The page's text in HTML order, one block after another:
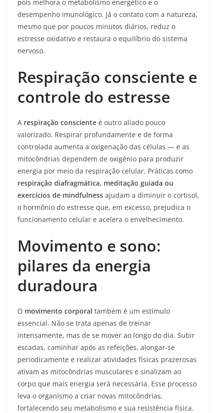
pois melhora o metabolismo energético e o
desempenho imunológico. Já o contato com a natureza,
mesmo que por poucos minutos diários, reduz o
estresse oxidativo e restaura o equilíbrio do sistema
nervoso.
Respiração consciente e
controle do estresse
A respiração consciente é outro aliado pouco
valorizado. Respirar profundamente e de forma
controlada aumenta a oxigenação das células — e as
mitocôndrias dependem de oxigênio para produzir
energia por meio da respiração celular. Práticas como
respiração diafragmática, meditação guiada ou
exercícios de mindfulness ajudam a diminuir o cortisol,
o hormônio do estresse que, em excesso, prejudica o
funcionamento celular e acelera o envelhecimento.
Movimento e sono:
pilares da energia
duradoura
O movimento corporal também é um estímulo
essencial. Não se trata apenas de treinar
intensamente, mas de se mover ao longo do dia. Subir
escadas, caminhar após as refeições, alongar-se
periodicamente e realizar atividades físicas prazerosas
ativam as mitocôndrias musculares e sinalizam ao
corpo que mais energia será necessária. Esse processo
leva o organismo a criar novas mitocôndrias,
fortalecendo seu metabolismo e sua resistência física.